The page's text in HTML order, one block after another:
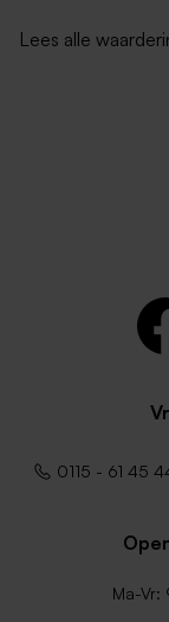
Lees alle
0115 - 61 45
Ma-